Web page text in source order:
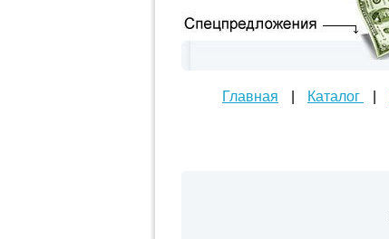
Главная Каталог